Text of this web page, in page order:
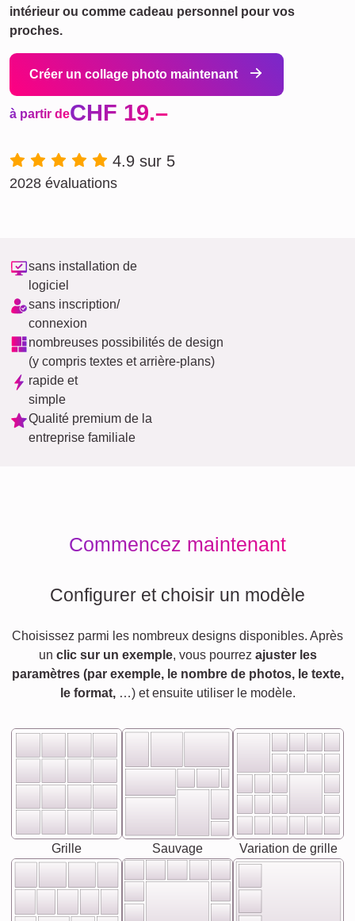
intérieur ou comme cadeau personnel pour vos
proches.
Créer un collage photo maintenant
à partir deCHF 19.–
4.9 sur 5
2028 évaluations
sans installation de
logiciel
sans inscription/
connexion
nombreuses possibilités de design
(y compris textes et arrière-plans)
rapide et
simple
Qualité premium de la
entreprise familiale
Commencez maintenant
Configurer et choisir un modèle
Choisissez parmi les nombreux designs disponibles. Après
un clic sur un exemple, vous pourrez ajuster les
paramètres (par exemple, le nombre de photos, le texte,
le format,…) et ensuite utiliser le modèle.
Grille Sauvage Variation de grille